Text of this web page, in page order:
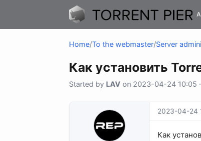
Home/To the webmaster/Server
Как установить
Started by LAV on 2023-04-24 10:05
2023-04-24
Как